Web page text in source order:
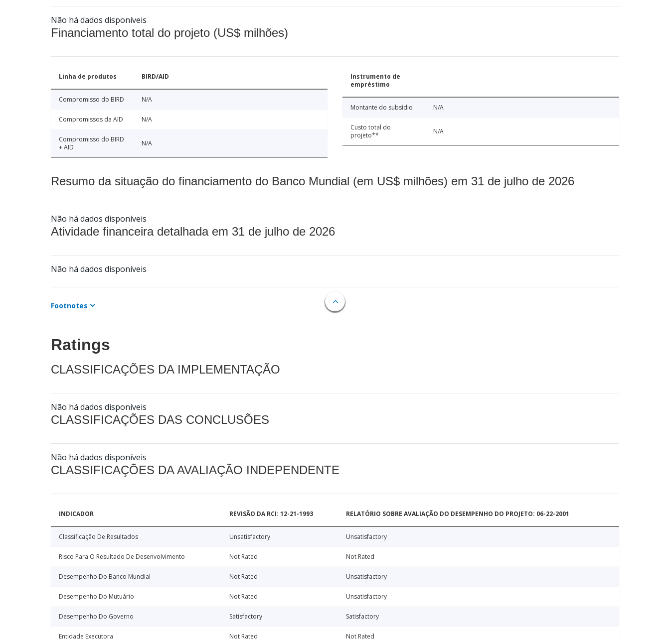
Não há dados disponíveis
Financiamento total do projeto (US$ milhões)
Linha de produtos BIRD/AID
Compromisso do BIRD N/A
Compromissos da AID N/A
Compromisso do BIRD
+ AID
N/A
Instrumento de
empréstimo
Montante do subsídio N/A
Custo total do
projeto**
N/A
Resumo da situação do financiamento do Banco Mundial (em US$ milhões) em 31 de julho de 2026
Não há dados disponíveis
Atividade financeira detalhada em 31 de julho de 2026
Não há dados disponíveis
Footnotes
Ratings
CLASSIFICAÇÕES DA IMPLEMENTAÇÃO
Não há dados disponíveis
CLASSIFICAÇÕES DAS CONCLUSÕES
Não há dados disponíveis
CLASSIFICAÇÕES DA AVALIAÇÃO INDEPENDENTE
INDICADOR REVISÃO DA RCI: 12-21-1993 RELATÓRIO SOBRE AVALIAÇÃO DO DESEMPENHO DO PROJETO: 06-22-2001
Classificação De Resultados Unsatisfactory Unsatisfactory
Risco Para O Resultado De Desenvolvimento Not Rated Not Rated
Desempenho Do Banco Mundial Not Rated Unsatisfactory
Desempenho Do Mutuário Not Rated Unsatisfactory
Desempenho Do Governo Satisfactory Satisfactory
Entidade Executora Not Rated Not Rated